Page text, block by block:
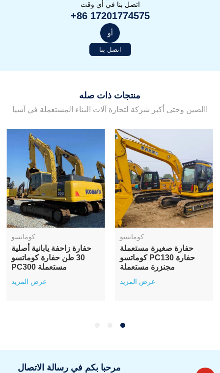
اتصل بنا في أي وقت
+86 17201774575
أو
اتصل بنا
منتجات ذات صله
الصين وحتى أكبر شركة لتجارة آلات البناء المستعملة في آسيا!
كوماتسو
حفارة زاحفة يابانية أصلية
30 طن حفارة كوماتسو
PC300 مستعملة
عرض المزيد
كوماتسو
حفارة صغيرة مستعملة
كوماتسو PC130 حفارة
مجنزرة مستعملة
عرض المزيد
مرحبا بكم في رسالة الاتصال